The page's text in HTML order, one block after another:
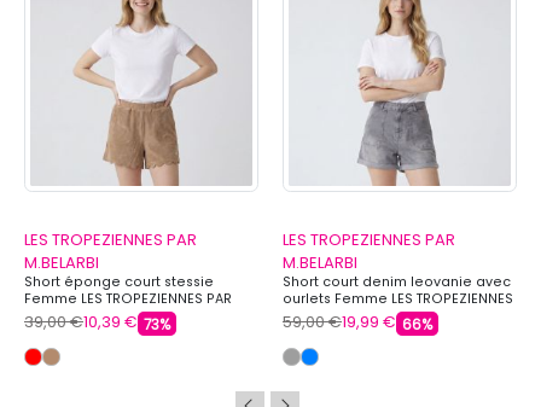
LES TROPEZIENNES PAR
M.BELARBI
Short éponge court stessie
Femme LES TROPEZIENNES PAR
M.BELARBI
39,00 €10,39 € 73%
LES TROPEZIENNES PAR
M.BELARBI
Short court denim leovanie avec
ourlets Femme LES TROPEZIENNES
PAR M.BELARBI
59,00 €19,99 € 66%